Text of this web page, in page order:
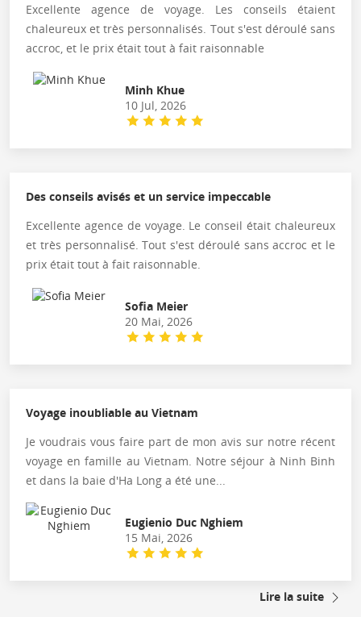
Excellente agence de voyage. Les conseils étaient
chaleureux et très personnalisés. Tout s'est déroulé sans
accroc, et le prix était tout à fait raisonnable
Minh Khue
10 Jul, 2026
Des conseils avisés et un service impeccable
Excellente agence de voyage. Le conseil était chaleureux
et très personnalisé. Tout s'est déroulé sans accroc et le
prix était tout à fait raisonnable.
Sofia Meier
20 Mai, 2026
Voyage inoubliable au Vietnam
Je voudrais vous faire part de mon avis sur notre récent
voyage en famille au Vietnam. Notre séjour à Ninh Binh
et dans la baie d'Ha Long a été une...
Eugienio Duc Nghiem
15 Mai, 2026
Lire la suite